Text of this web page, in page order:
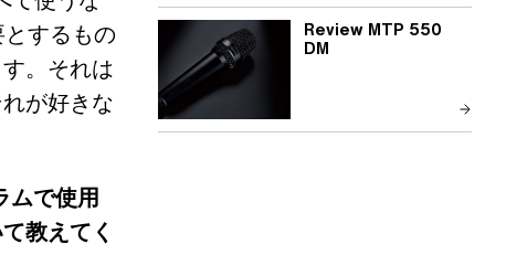
するもの
。それは
が好きな
ムで使用
教えてく
Review MTP 550
DM